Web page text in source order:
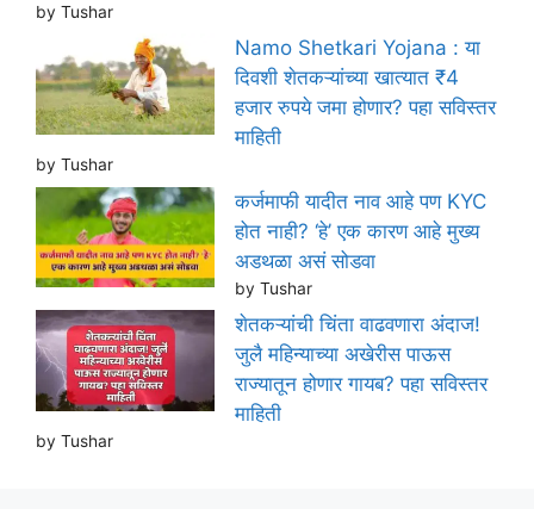
by Tushar
Namo Shetkari Yojana : या
दिवशी शेतकऱ्यांच्या खात्यात ₹4
हजार रुपये जमा होणार? पहा सविस्तर
माहिती
by Tushar
कर्जमाफी यादीत नाव आहे पण KYC
होत नाही? ‘हे’ एक कारण आहे मुख्य
अडथळा असं सोडवा
by Tushar
शेतकऱ्यांची चिंता वाढवणारा अंदाज!
जुलै महिन्याच्या अखेरीस पाऊस
राज्यातून होणार गायब? पहा सविस्तर
माहिती
by Tushar